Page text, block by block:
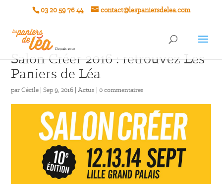
03 20 59 76 44 contact@lespaniersdelea.com
Salon Créer 2016 : retrouvez Les
Paniers de Léa
parCécile |Sep 9, 2016 |Actus |0 commentaires